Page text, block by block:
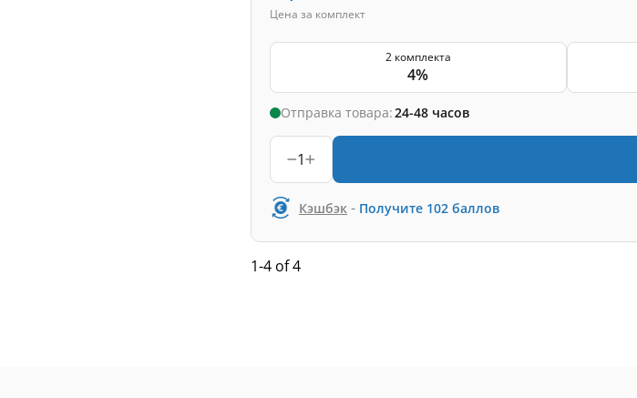
Цена за комплект
2 комплекта
4%
Отправка товара:24-48 часов
1
Кэшбэк - Получите 102 баллов
1-4 of 4